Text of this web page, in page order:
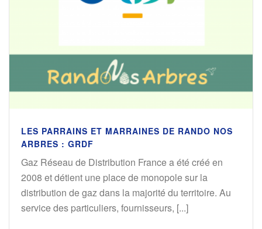
LES PARRAINS ET MARRAINES DE RANDO NOS
ARBRES : GRDF
Gaz Réseau de Distribution France a été créé en
2008 et détient une place de monopole sur la
distribution de gaz dans la majorité du territoire. Au
service des particuliers, fournisseurs, [...]